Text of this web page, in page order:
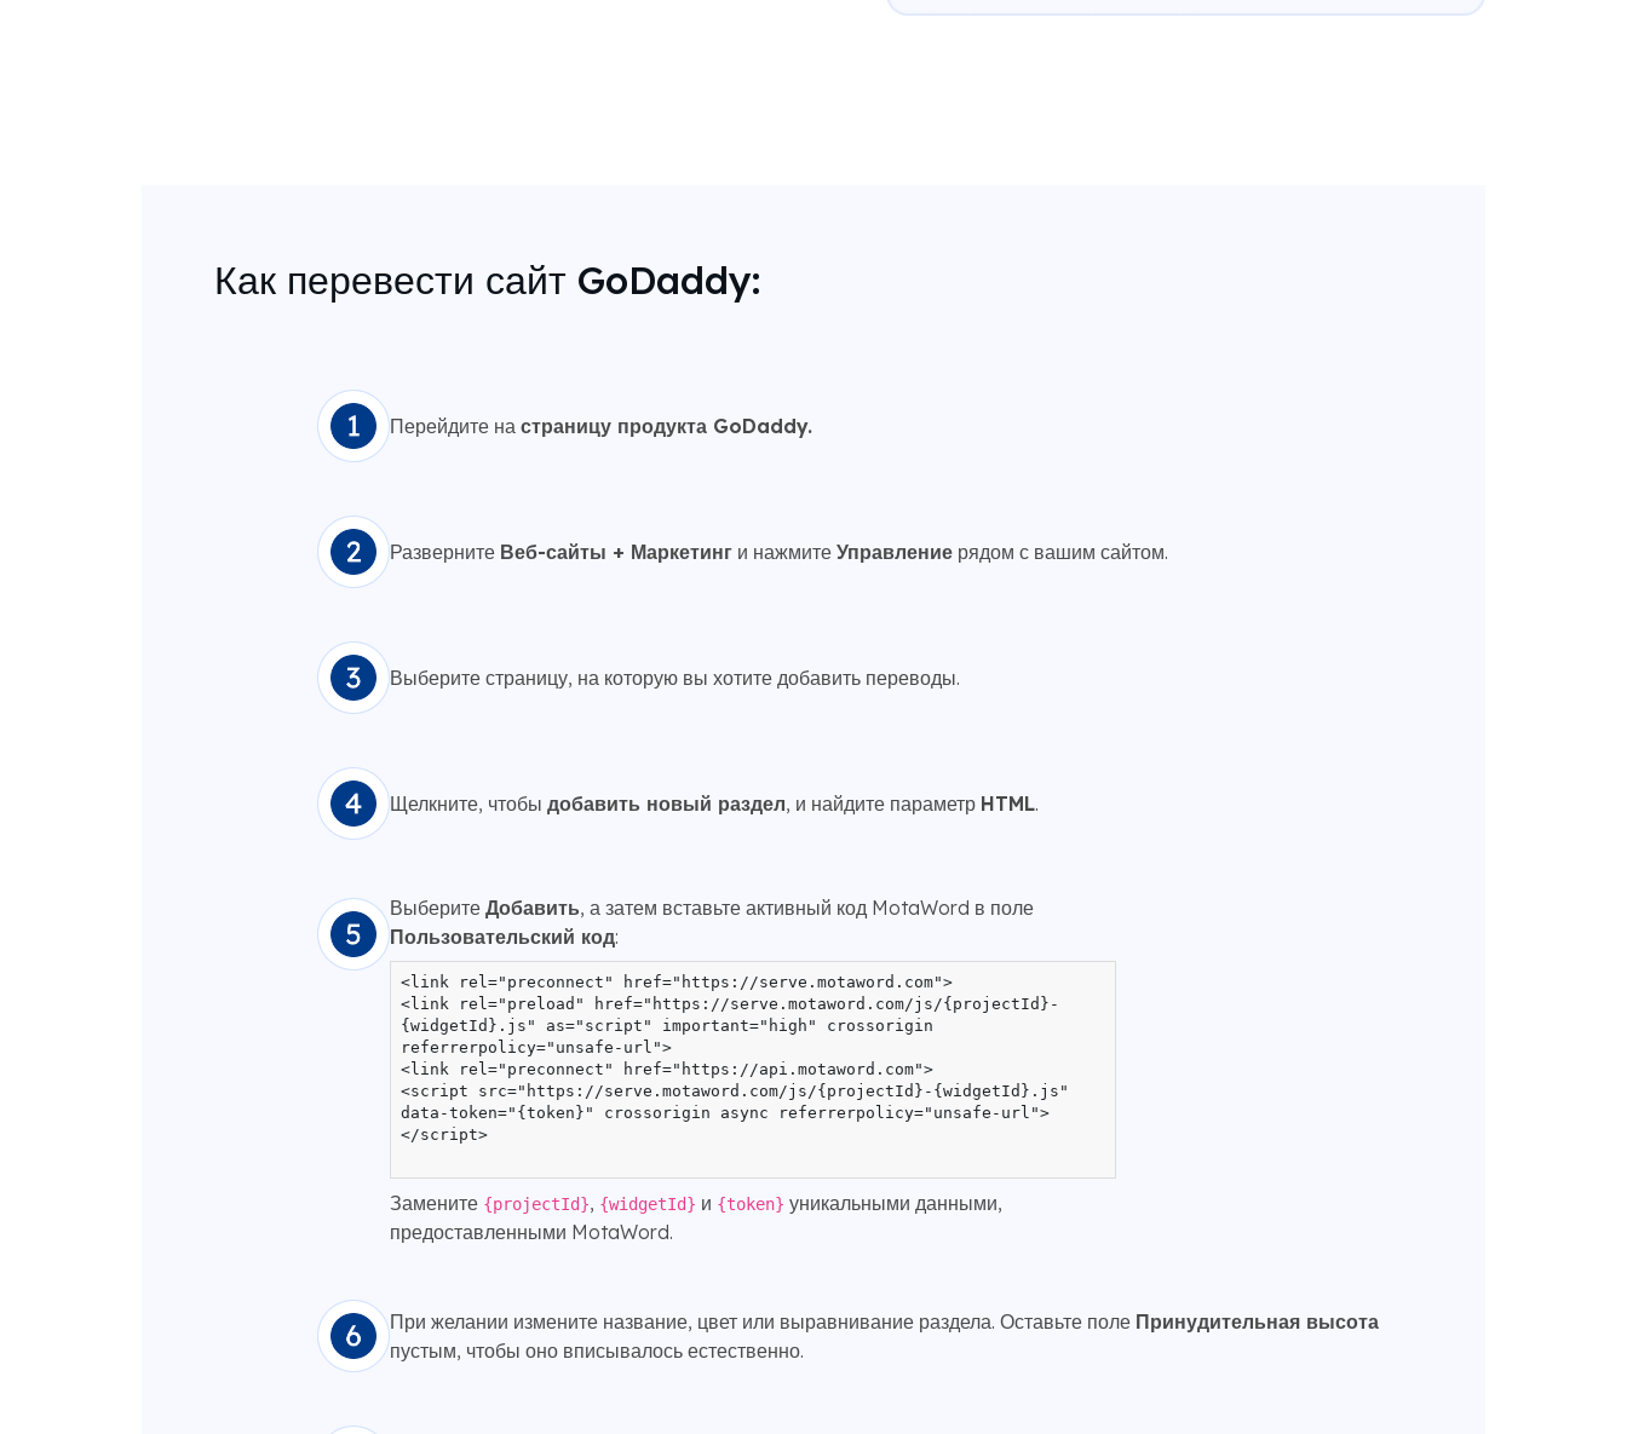
Как перевести сайт GoDaddy:
Перейдите на страницу продукта GoDaddy.
Разверните Веб-сайты + Маркетинги нажмите Управлениерядом с вашим сайтом.
Выберите страницу, на которую вы хотите добавить переводы.
Щелкните, чтобы добавить новый раздел, и найдите параметр HTML.
Выберите Добавить, а затем вставьте активный код MotaWord в поле
Пользовательский код:
<link rel="preconnect" href="https://serve.motaword.com">
<link rel="preload" href="https://serve.motaword.com/js/{projectId}-
{widgetId}.js" as="script" important="high" crossorigin
referrerpolicy="unsafe-url">
<link rel="preconnect" href="https://api.motaword.com">
<script src="https://serve.motaword.com/js/{projectId}-{widgetId}.js"
data-token="{token}" crossorigin async referrerpolicy="unsafe-url">
</script>
Замените {projectId}, {widgetId} и {token} уникальными данными,
предоставленными MotaWord.
При желании измените название, цвет или выравнивание раздела. Оставьте поле Принудительная высота
пустым, чтобы оно вписывалось естественно.